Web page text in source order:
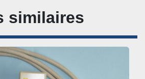
similaires